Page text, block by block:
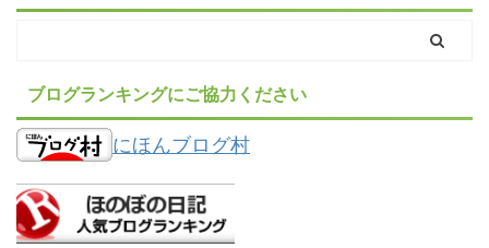
ブログランキングにご協力ください
にほんブログ村